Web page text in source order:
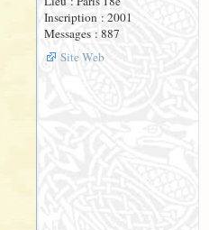
Inscription : 2001
Messages : 887
Site Web